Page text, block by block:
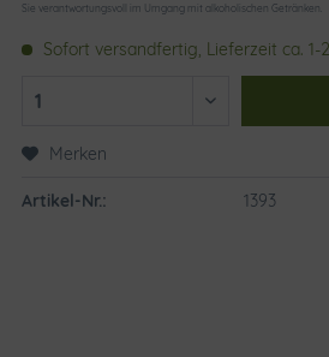
Sie verantwortungsvoll im Umgang mit alkoholischen Getränken.
Sofort versandfertig, Lieferzeit ca. 1-
Merken
Artikel-Nr.: 1393